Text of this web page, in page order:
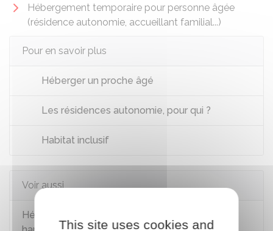
Hébergement temporaire pour personne âgée
(résidence autonomie, accueillant familial...)
Pour en savoir plus
Héberger un proche âgé
Les résidences autonomie, pour qui ?
Habitat inclusif
Voir aussi
Hébergement d'une personne en situation de
This site uses cookies and